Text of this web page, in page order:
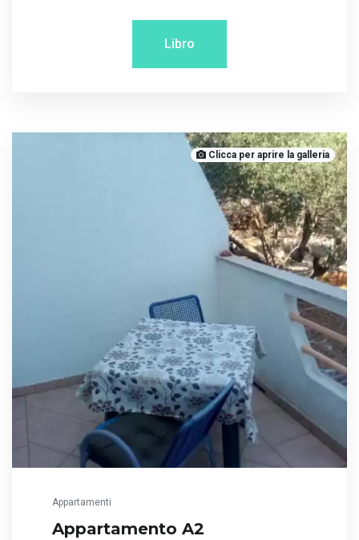
Libro
Clicca per aprire la galleria
Appartamenti
Appartamento A2